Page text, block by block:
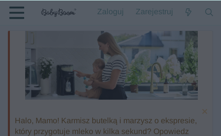
Zaloguj Zarejestruj
Halo, Mamo! Karmisz butelką i marzysz o ekspresie,
który przygotuje mleko w kilka sekund? Opowiedz